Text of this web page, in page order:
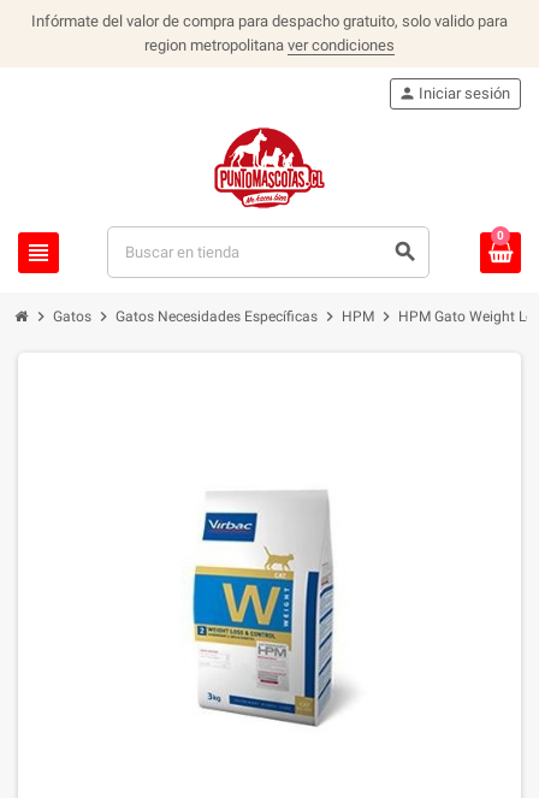
Infórmate del valor de compra para despacho gratuito, solo valido para
region metropolitana ver condiciones
view_headline search
person Iniciar sesión
0
chevron_right Gatos chevron_right Gatos Necesidades Específicas chevron_right HPM chevron_right HPM Gato Weight